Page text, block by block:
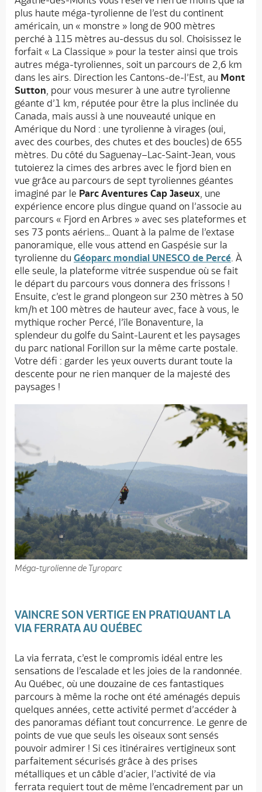
plus haute méga-tyrolienne de l’est du continent
américain, un « monstre » long de 900 mètres
perché à 115 mètres au-dessus du sol. Choisissez le
forfait « La Classique » pour la tester ainsi que trois
autres méga-tyroliennes, soit un parcours de 2,6 km
dans les airs. Direction les Cantons-de-l’Est, au Mont
Sutton , pour vous mesurer à une autre tyrolienne
géante d’1 km, réputée pour être la plus inclinée du
Canada, mais aussi à une nouveauté unique en
Amérique du Nord : une tyrolienne à virages (oui,
avec des courbes, des chutes et des boucles) de 655
mètres. Du côté du Saguenay–Lac-Saint-Jean, vous
tutoierez la cimes des arbres avec le fjord bien en
vue grâce au parcours de sept tyroliennes géantes
imaginé par le Parc Aventures Cap Jaseux , une
expérience encore plus dingue quand on l’associe au
parcours « Fjord en Arbres » avec ses plateformes et
ses 73 ponts aériens… Quant à la palme de l’extase
panoramique, elle vous attend en Gaspésie sur la
tyrolienne du Géoparc mondial UNESCO de Percé . À
elle seule, la plateforme vitrée suspendue où se fait
le départ du parcours vous donnera des frissons !
Ensuite, c’est le grand plongeon sur 230 mètres à 50
km/h et 100 mètres de hauteur avec, face à vous, le
mythique rocher Percé, l’île Bonaventure, la
splendeur du golfe du Saint-Laurent et les paysages
du parc national Forillon sur la même carte postale.
Votre défi : garder les yeux ouverts durant toute la
descente pour ne rien manquer de la majesté des
paysages !
Méga-tyrolienne de Tyroparc
VAINCRE SON VERTIGE EN PRATIQUANT LA
VIA FERRATA AU QUÉBEC
La via ferrata, c’est le compromis idéal entre les
sensations de l’escalade et les joies de la randonnée.
Au Québec, où une douzaine de ces fantastiques
parcours à même la roche ont été aménagés depuis
quelques années, cette activité permet d’accéder à
des panoramas défiant tout concurrence. Le genre de
points de vue que seuls les oiseaux sont sensés
pouvoir admirer ! Si ces itinéraires vertigineux sont
parfaitement sécurisés grâce à des prises
métalliques et un câble d’acier, l’activité de via
ferrata requiert tout de même l’encadrement par un